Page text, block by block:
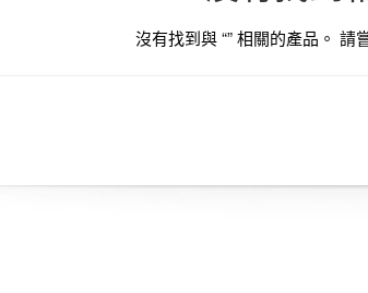
沒有找到與 “” 相關的產品。 請